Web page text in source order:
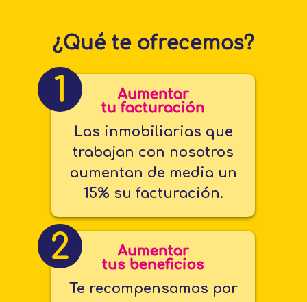
¿Qué te ofrecemos?
1
Aumentar
tu facturación
Las inmobiliarias que
trabajan con nosotros
aumentan de media un
15% su facturación.
2
Aumentar
tus beneficios
Te recompensamos por